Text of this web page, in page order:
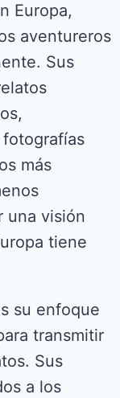
Europa,
aventureros
Sus
más
una visión
tiene
su enfoque
transmitir
Sus
a los